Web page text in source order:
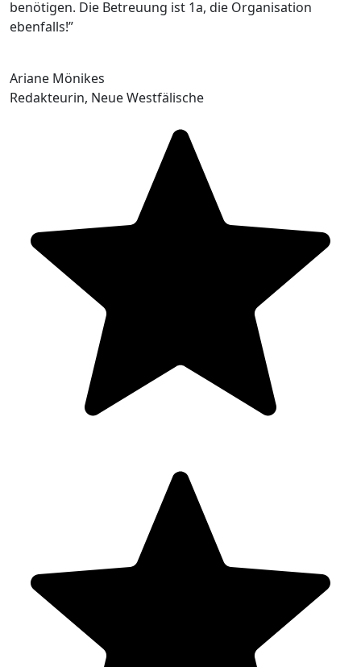
benötigen. Die Betreuung ist 1a, die Organisation
ebenfalls!”
Ariane Mönikes
Redakteurin, Neue Westfälische